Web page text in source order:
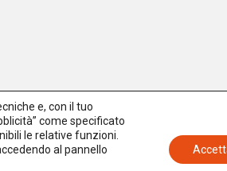
e, con il tuo
come specificato
le relative funzioni.
al pannello